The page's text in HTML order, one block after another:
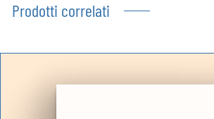
Prodotti correlati